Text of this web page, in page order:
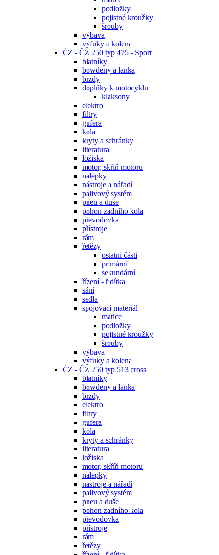
podložky
pojistné kroužky
šrouby
výbava
výfuky a kolena
ČZ - ČZ 250 typ 475 - Sport
blatníky
bowdeny a lanka
brzdy
doplňky k motocyklu
klaksony
elektro
filtry
gufera
kola
kryty a schránky
literatura
ložiska
motor, skříň motoru
nálepky
nástroje a nářadí
palivový systém
pneu a duše
pohon zadního kola
převodovka
přístroje
rám
řetězy
ostatní části
primární
sekundární
řízení - řidítka
sání
sedla
spojovací materiál
matice
podložky
pojistné kroužky
šrouby
výbava
výfuky a kolena
ČZ - ČZ 250 typ 513 cross
blatníky
bowdeny a lanka
brzdy
elektro
filtry
gufera
kola
kryty a schránky
literatura
ložiska
motor, skříň motoru
nálepky
nástroje a nářadí
palivový systém
pneu a duše
pohon zadního kola
převodovka
přístroje
rám
řetězy